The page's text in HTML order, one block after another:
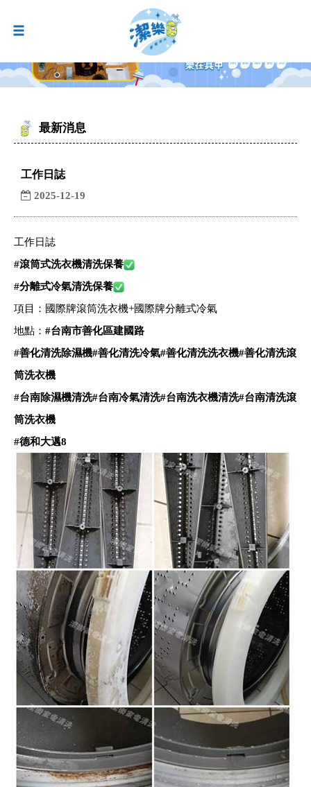
最新消息
工作日誌
2025-12-19
工作日誌
#滾筒式洗衣機清洗保養
#分離式冷氣清洗保養
項目：國際牌滾筒洗衣機+國際牌分離式冷氣
地點： #台南市善化區建國路
#善化清洗除濕機#善化清洗冷氣#善化清洗洗衣機#善化清洗滾
筒洗衣機
#台南除濕機清洗#台南冷氣清洗#台南洗衣機清洗#台南清洗滾
筒洗衣機
#德和大邁8